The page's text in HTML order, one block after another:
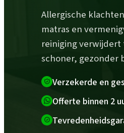
Allergische
matras en
reiniging verwijdert
schoner, gezonder
Verzekerde en
Offerte binnen 2